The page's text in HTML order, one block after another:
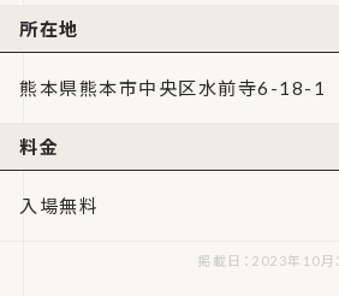
所在地
熊本県熊本市中央区水前寺6-18-1
料金
入場無料
掲載日：2023年10